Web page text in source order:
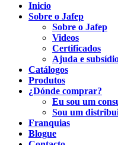
Inicio
Sobre o Jafep
Sobre o Jafep
Videos
Certificados
Ajuda e
Catálogos
Produtos
¿Dónde comprar?
Eu sou um
Sou um
Franquias
Blogue